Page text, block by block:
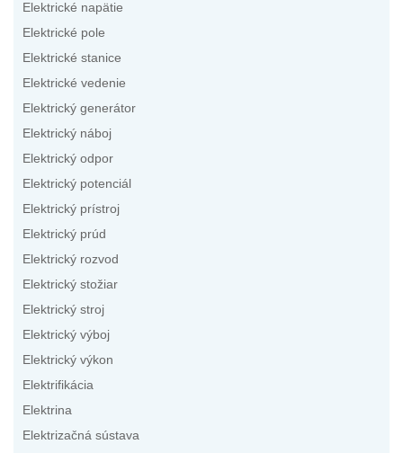
Elektrické napätie
Elektrické pole
Elektrické stanice
Elektrické vedenie
Elektrický generátor
Elektrický náboj
Elektrický odpor
Elektrický potenciál
Elektrický prístroj
Elektrický prúd
Elektrický rozvod
Elektrický stožiar
Elektrický stroj
Elektrický výboj
Elektrický výkon
Elektrifikácia
Elektrina
Elektrizačná sústava